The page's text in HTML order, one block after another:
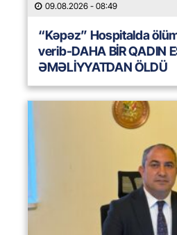
09.08.2026 - 08:49
“Kəpəz” Hospitalda
verib-DAHA BİR QADIN
ƏMƏLİYYATDAN ÖLDÜ